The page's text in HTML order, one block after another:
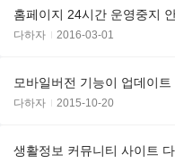
홈페이지 24시간 운영중지
다하자 2016-03-01
모바일버전 기능이 업데이트
다하자 2015-10-20
생활정보 커뮤니티 사이트